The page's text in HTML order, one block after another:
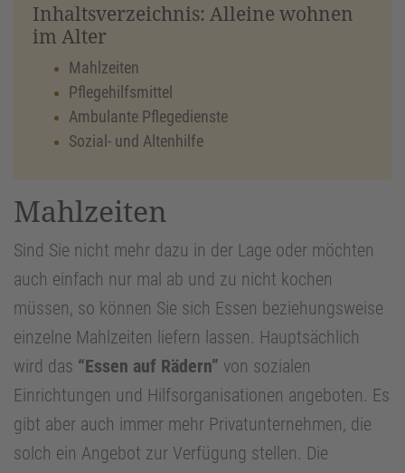
Inhaltsverzeichnis: Alleine wohnen
im Alter
Mahlzeiten
Pflegehilfsmittel
Ambulante Pflegedienste
Sozial- und Altenhilfe
Mahlzeiten
Sind Sie nicht mehr dazu in der Lage oder möchten
auch einfach nur mal ab und zu nicht kochen
müssen, so können Sie sich Essen beziehungsweise
einzelne Mahlzeiten liefern lassen. Hauptsächlich
wird das “Essen auf Rädern” von sozialen
Einrichtungen und Hilfsorganisationen angeboten. Es
gibt aber auch immer mehr Privatunternehmen, die
solch ein Angebot zur Verfügung stellen. Die